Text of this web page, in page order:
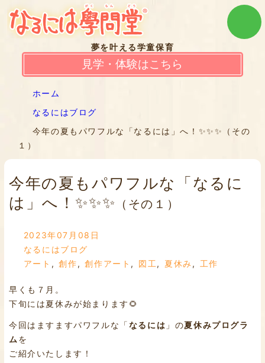
夢を叶える学童保育
見学・体験はこちら
ホーム
なるにはブログ
今年の夏もパワフルな「なるには」へ！✨✨✨（その
１）
今年の夏もパワフルな「なるに
は」へ！✨✨✨ （その１）
2023年07月08日
なるにはブログ
アート ,創作,創作アート , 図工, 夏休み , 工作
早くも７月。
下旬には夏休みが始まります🌻
今回はますますパワフルな「なるには 」の夏休みプログラ
ム を
ご紹介いたします！